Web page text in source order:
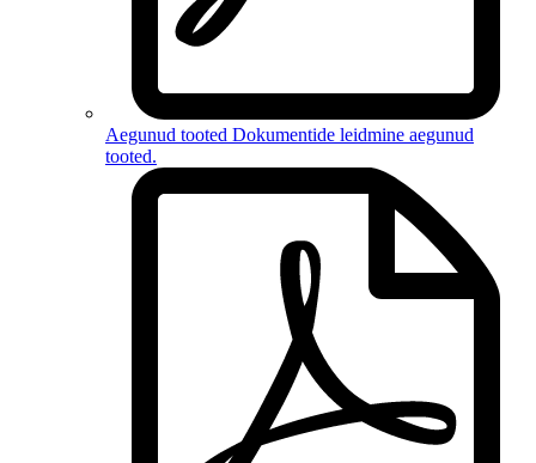
Aegunud tooted Dokumentide leidmine aegunud
tooted.